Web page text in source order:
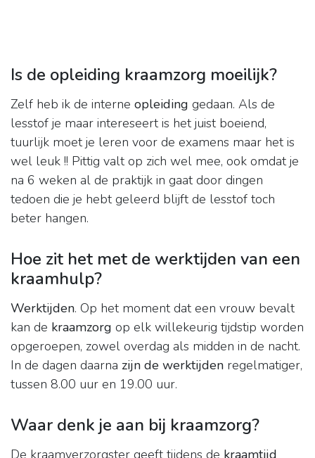
Is de opleiding kraamzorg moeilijk?
Zelf heb ik de interne opleiding gedaan. Als de
lesstof je maar intereseert is het juist boeiend,
tuurlijk moet je leren voor de examens maar het is
wel leuk !! Pittig valt op zich wel mee, ook omdat je
na 6 weken al de praktijk in gaat door dingen
tedoen die je hebt geleerd blijft de lesstof toch
beter hangen.
Hoe zit het met de werktijden van een
kraamhulp?
Werktijden. Op het moment dat een vrouw bevalt
kan de kraamzorg op elk willekeurig tijdstip worden
opgeroepen, zowel overdag als midden in de nacht.
In de dagen daarna zijn de werktijden regelmatiger,
tussen 8.00 uur en 19.00 uur.
Waar denk je aan bij kraamzorg?
De kraamverzorgster geeft tijdens de kraamtijd